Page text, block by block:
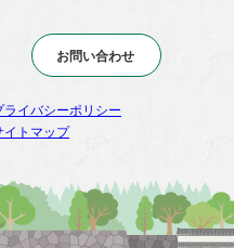
お問い合わせ
ライバシーポリシー
イトマップ